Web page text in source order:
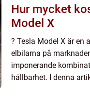
Hur mycket
Model X
? Tesla Model X är en
elbilarna på
imponerande
hållbarhet. I denna